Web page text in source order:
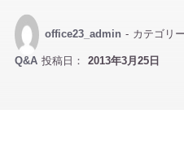
office23_admin - カテゴリ
Q&A投稿日： 2013年3月25日